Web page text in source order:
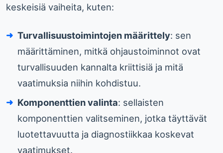
keskeisiä vaiheita, kuten:
Turvallisuustoimintojen määrittely: sen
määrittäminen, mitkä ohjaustoiminnot ovat
turvallisuuden kannalta kriittisiä ja mitä
vaatimuksia niihin kohdistuu.
Komponenttien valinta: sellaisten
komponenttien valitseminen, jotka täyttävät
luotettavuutta ja diagnostiikkaa koskevat
vaatimukset.